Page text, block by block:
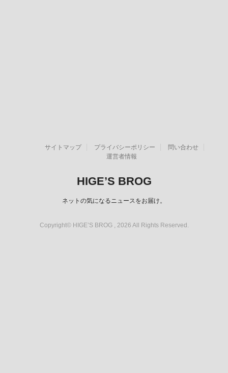
サイトマップ プライバシーポリシー
問い合わせ
運営者情報
HIGE’S BROG
ネットの気になるニュースをお届け。
Copyright© HIGE’S BROG , 2026 All Rights Reserved.